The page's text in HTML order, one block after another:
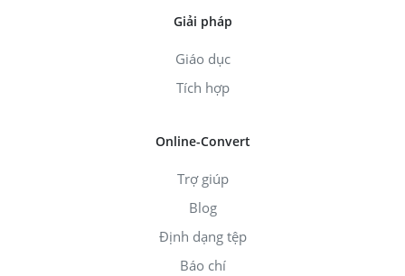
Giải pháp
Giáo dục
Tích hợp
Online-Convert
Trợ giúp
Blog
Định dạng tệp
Báo chí